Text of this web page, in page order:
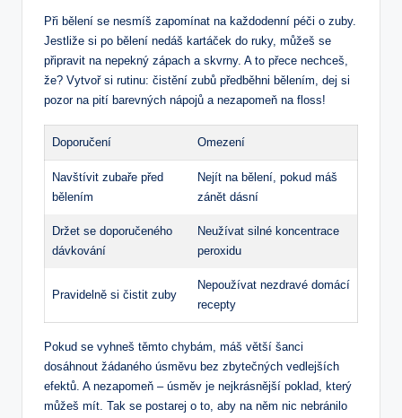
Při bělení se nesmíš zapomínat na každodenní péči o zuby.
Jestliže si po bělení nedáš kartáček do ruky, můžeš se
připravit na nepekný zápach a skvrny. A to přece nechceš,
že? Vytvoř si rutinu: čistění zubů předběhni bělením, dej si
pozor na pití barevných nápojů a nezapomeň na floss!
Doporučení Omezení
Navštívit zubaře před
bělením
Nejít na bělení, pokud máš
zánět dásní
Držet se doporučeného
dávkování
Neužívat silné koncentrace
peroxidu
Pravidelně si čistit zuby
Nepoužívat nezdravé domácí
recepty
Pokud se vyhneš těmto chybám, máš větší šanci
dosáhnout žádaného úsměvu bez zbytečných vedlejších
efektů. A nezapomeň – úsměv je nejkrásnější poklad, který
můžeš mít. Tak se postarej o to, aby na něm nic nebránilo